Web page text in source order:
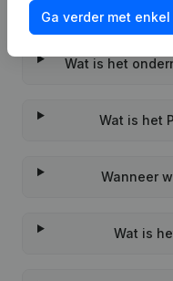
Veelgestelde vragen
Wat is het
Wat is het
Wanneer
Wat is
Ga verder met